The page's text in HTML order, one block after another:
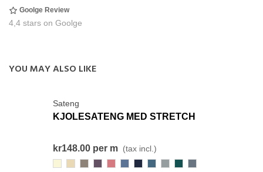
Goolge Review
4,4 stars on Goolge
YOU MAY ALSO LIKE
Sateng
KJOLESATENG MED STRETCH
kr148.00 per m (tax incl.)